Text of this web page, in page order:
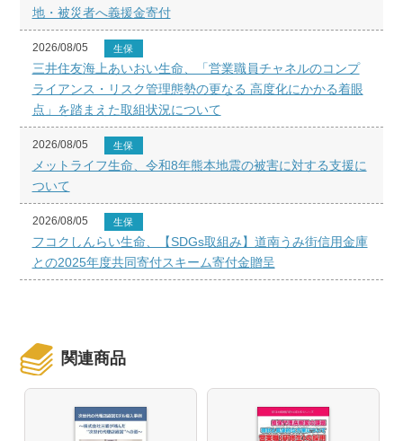
地・被災者へ義援金寄付
2026/08/05 生保
三井住友海上あいおい生命、「営業職員チャネルのコンプ
ライアンス・リスク管理態勢の更なる 高度化にかかる着眼
点」を踏まえた取組状況について
2026/08/05 生保
メットライフ生命、令和8年熊本地震の被害に対する支援に
ついて
2026/08/05 生保
フコクしんらい生命、【SDGs取組み】道南うみ街信用金庫
との2025年度共同寄付スキーム寄付金贈呈
関連商品